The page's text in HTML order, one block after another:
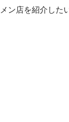
メン店を紹介した